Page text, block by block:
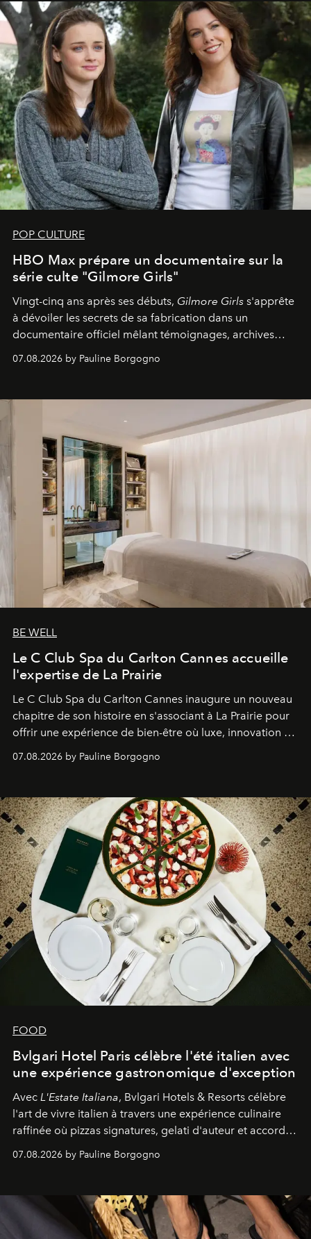
POP CULTURE
HBO Max prépare un documentaire sur la
série culte "Gilmore Girls"
Vingt-cinq ans après ses débuts, Gilmore Girls s'apprête
à dévoiler les secrets de sa fabrication dans un
documentaire officiel mêlant témoignages, archives
générationnel.
07.08.2026 by Pauline Borgogno
BE WELL
Le C Club Spa du Carlton Cannes accueille
l'expertise de La Prairie
Le C Club Spa du Carlton Cannes inaugure un nouveau
chapitre de son histoire en s'associant à La Prairie pour
offrir une expérience de bien-être où luxe, innovation et
07.08.2026 by Pauline Borgogno
FOOD
Bvlgari Hotel Paris célèbre l'été italien avec
une expérience gastronomique d'exception
Avec L'Estate Italiana, Bvlgari Hotels & Resorts célèbre
l'art de vivre italien à travers une expérience culinaire
raffinée où pizzas signatures, gelati d'auteur et accords
07.08.2026 by Pauline Borgogno